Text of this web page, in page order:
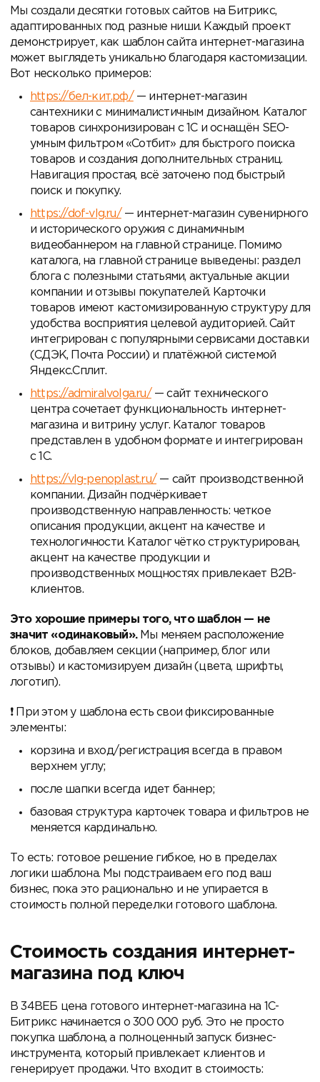
Мы создали десятки готовых сайтов на Битрикс,
адаптированных под разные ниши. Каждый проект
демонстрирует, как шаблон сайта интернет-магазина
может выглядеть уникально благодаря кастомизации.
Вот несколько примеров:
https://бел-кит.рф/— интернет-магазин
сантехники с минималистичным дизайном. Каталог
товаров синхронизирован с 1С и оснащён SEO-
умным фильтром «Сотбит» для быстрого поиска
товаров и создания дополнительных страниц.
Навигация простая, всё заточено под быстрый
поиск и покупку.
https://dof-vlg.ru/— интернет-магазин сувенирного
и исторического оружия с динамичным
видеобаннером на главной странице. Помимо
каталога, на главной странице выведены: раздел
блога с полезными статьями, актуальные акции
компании и отзывы покупателей. Карточки
товаров имеют кастомизированную структуру для
удобства восприятия целевой аудиторией. Сайт
интегрирован с популярными сервисами доставки
(СДЭК, Почта России) и платёжной системой
Яндекс.Сплит.
https://admiralvolga.ru/— сайт технического
центра сочетает функциональность интернет-
магазина и витрину услуг. Каталог товаров
представлен в удобном формате и интегрирован
с 1С.
https://vlg-penoplast.ru/ — сайт производственной
компании. Дизайн подчёркивает
производственную направленность: четкое
описания продукции, акцент на качестве и
технологичности. Каталог чётко структурирован,
акцент на качестве продукции и
производственных мощностях привлекает B2B-
клиентов.
Это хорошие примеры того, что шаблон — не
значит «одинаковый». Мы меняем расположение
блоков, добавляем секции (например, блог или
отзывы) и кастомизируем дизайн (цвета, шрифты,
логотип).
При этом у шаблона есть свои фиксированные
элементы:
корзина и вход/регистрация всегда в правом
верхнем углу;
после шапки всегда идет баннер;
базовая структура карточек товара и фильтров не
меняется кардинально.
То есть: готовое решение гибкое, но в пределах
логики шаблона. Мы подстраиваем его под ваш
бизнес, пока это рационально и не упирается в
стоимость полной переделки готового шаблона.
Стоимость создания интернет-
магазина под ключ
В 34ВЕБ цена готового интернет-магазина на 1С-
Битрикс начинается о 300 000 руб. Это не просто
покупка шаблона, а полноценный запуск бизнес-
инструмента, который привлекает клиентов и
генерирует продажи. Что входит в стоимость: